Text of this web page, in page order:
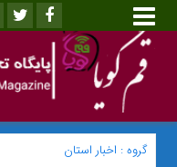
گروه : اخبار استان